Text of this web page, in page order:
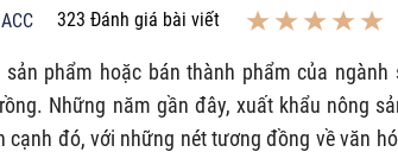
323 Đánh giá bài viết
phẩm hoặc bán thành phẩm của
Những năm gần đây, xuất khẩu nông
cạnh đó, với những nét tương đồng về văn